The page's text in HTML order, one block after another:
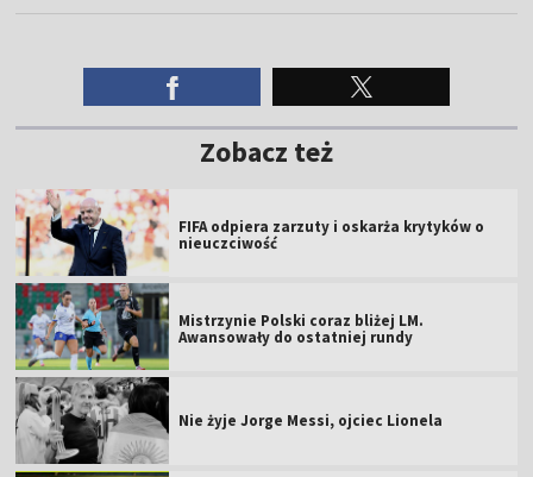
Zobacz też
FIFA odpiera zarzuty i oskarża krytyków o
nieuczciwość
Mistrzynie Polski coraz bliżej LM.
Awansowały do ostatniej rundy
Nie żyje Jorge Messi, ojciec Lionela